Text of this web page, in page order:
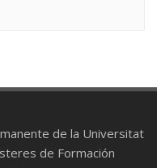
de la Universitat
de Formación